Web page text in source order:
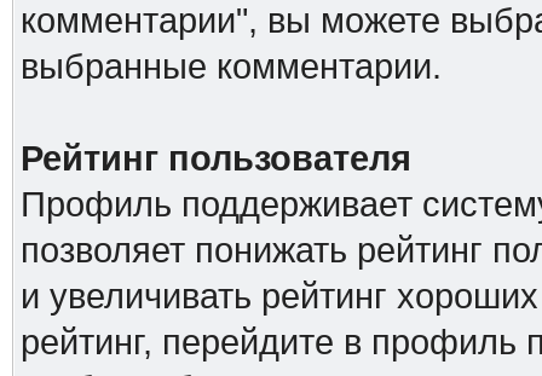
комментарии", вы можете
выбранные комментарии.
Рейтинг пользователя
Профиль поддерживает
позволяет понижать рейтинг
и увеличивать рейтинг
рейтинг, перейдите в профиль